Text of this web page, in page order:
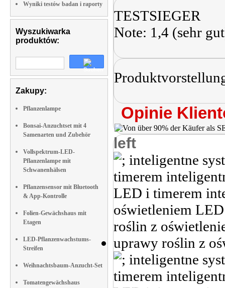
Wyniki testów badan i raporty
Wyszukiwarka
produktów:
Zakupy:
Pflanzenlampe
Bonsai-Anzuchtset mit 4
Samenarten und Zubehör
Vollspektrum-LED-
Pflanzenlampe mit
Schwanenhälsen
Pflanzensensor mit Bluetooth
& App-Kontrolle
Folien-Gewächshaus mit
Etagen
LED-Pflanzenwachstums-
Streifen
Weihnachtsbaum-Anzucht-Set
Tomatengewächshaus
TESTSIEGER
Note: 1,4 (sehr
Opinie
left